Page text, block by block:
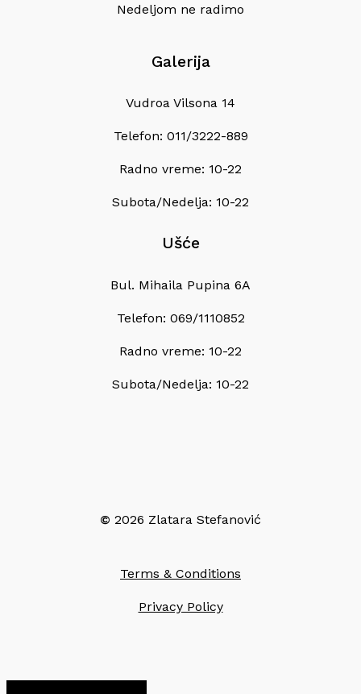
Nedeljom ne radimo
Galerija
Vudroa Vilsona 14
Telefon: 011/3222-889
Radno vreme: 10-22
Subota/Nedelja: 10-22
Ušće
Bul. Mihaila Pupina 6A
Telefon: 069/1110852
Radno vreme: 10-22
Subota/Nedelja: 10-22
© 2026 Zlatara Stefanović
Terms & Conditions
Privacy Policy